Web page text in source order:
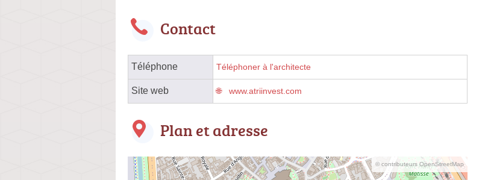
Contact
Téléphone Téléphoner à l'architecte
Site web www.atriinvest.com
Plan et adresse
© contributeurs OpenStreetMap